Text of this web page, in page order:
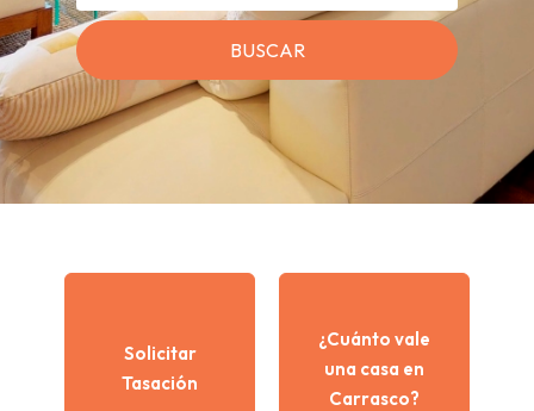
Solicitar
Tasación
¿Cuánto vale
una casa en
Carrasco?